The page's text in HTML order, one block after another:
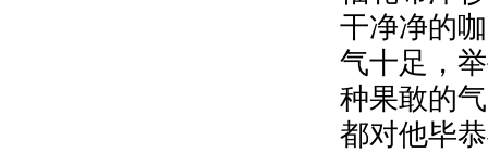
干净净的
气十足，
种果敢的
都对他毕